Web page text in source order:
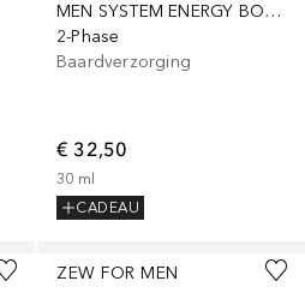
MEN SYSTEM ENERGY BOOST
2-Phase
Baardverzorging
€ 32,50
30 ml
CADEAU
ZEW FOR MEN